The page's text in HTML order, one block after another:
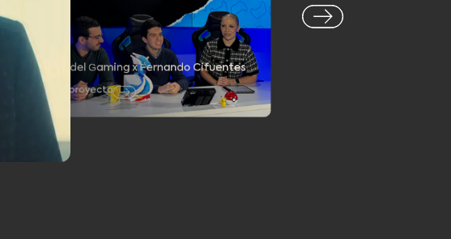
Día del Gaming x Fernando Cifuentes
Ver proyecto